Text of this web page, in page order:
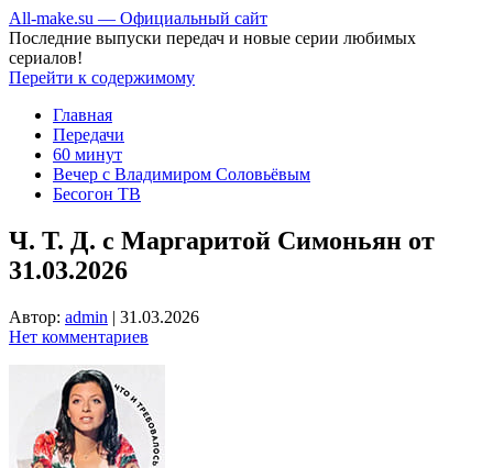
All-make.su — Официальный сайт
Последние выпуски передач и новые серии любимых
сериалов!
Перейти к содержимому
Главная
Передачи
60 минут
Вечер с Владимиром Соловьёвым
Бесогон ТВ
Ч. Т. Д. с Маргаритой Симоньян от
31.03.2026
Автор: admin | 31.03.2026
Нет комментариев